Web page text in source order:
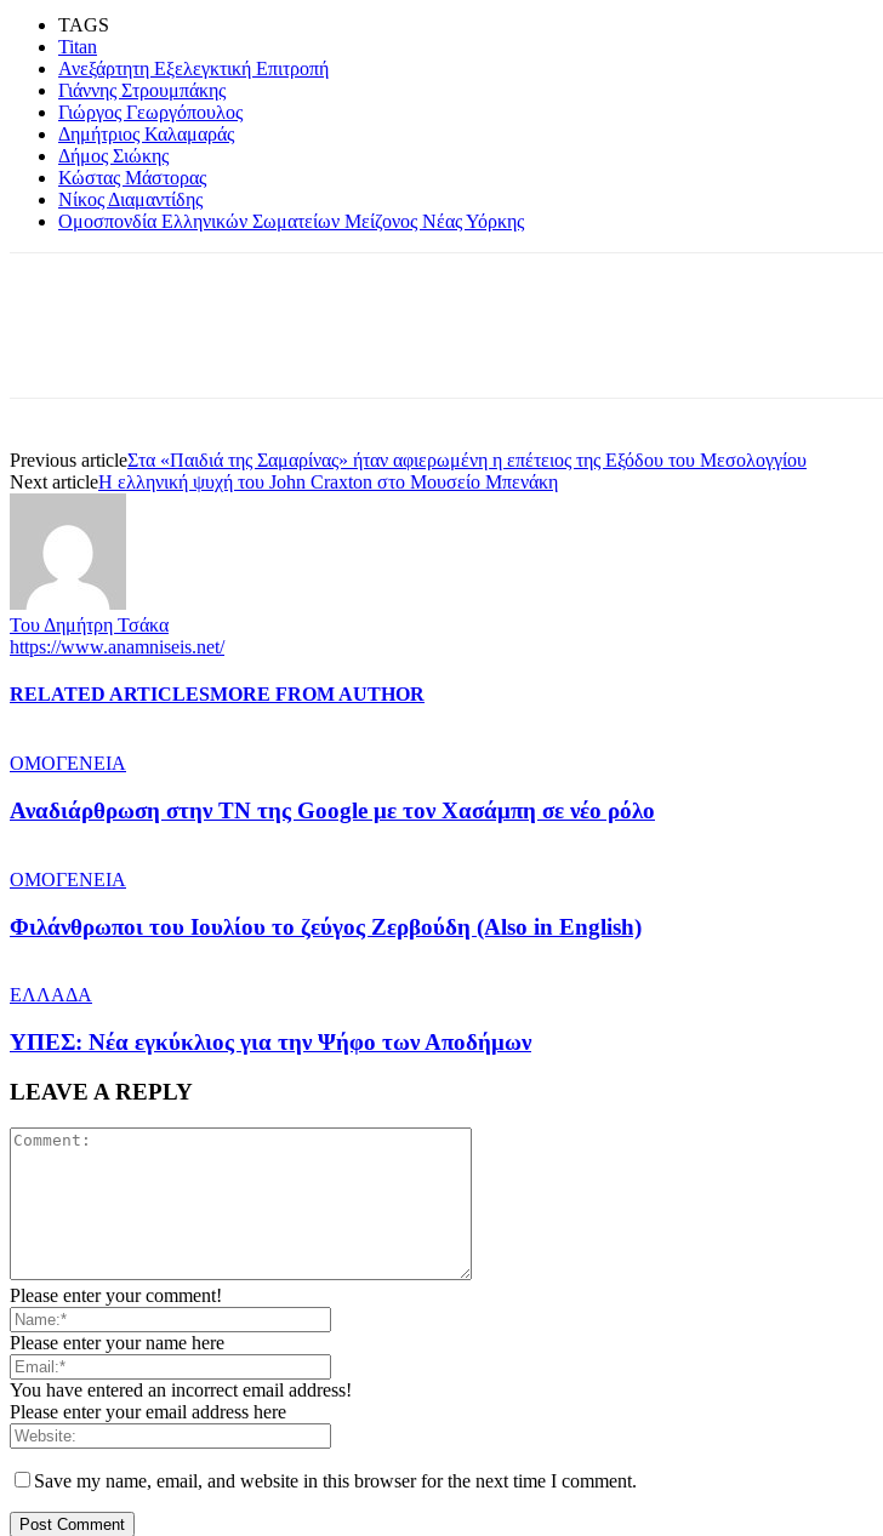
TAGS
Titan
Ανεξάρτητη Εξελεγκτική Επιτροπή
Γιάννης Στρουμπάκης
Γιώργος Γεωργόπουλος
Δημήτριος Καλαμαράς
Δήμος Σιώκης
Κώστας Μάστορας
Νίκος Διαμαντίδης
Ομοσπονδία Ελληνικών Σωματείων Μείζονος Νέας Υόρκης
Previous articleΣτα «Παιδιά της Σαμαρίνας» ήταν αφιερωμένη η επέτειος της Εξόδου του Μεσολογγίου
Next articleΗ ελληνική ψυχή του John Craxton στο Μουσείο Μπενάκη
Του Δημήτρη Τσάκα
https://www.anamniseis.net/
RELATED ARTICLESMORE FROM AUTHOR
ΟΜΟΓΕΝΕΙΑ
Αναδιάρθρωση στην ΤΝ της Google με τον Χασάμπη σε νέο ρόλο
ΟΜΟΓΕΝΕΙΑ
Φιλάνθρωποι του Ιουλίου το ζεύγος Ζερβούδη (Also in English)
ΕΛΛΑΔΑ
ΥΠΕΣ: Νέα εγκύκλιος για την Ψήφο των Αποδήμων
LEAVE A REPLY
Please enter your comment!
Please enter your name here
You have entered an incorrect email address!
Please enter your email address here
Save my name, email, and website in this browser for the next time I comment.